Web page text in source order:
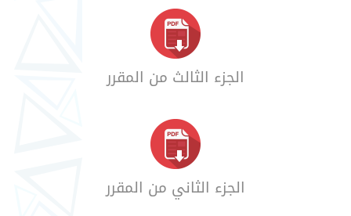
الجزء الثالث من المقرر
الجزء الثاني من المقرر